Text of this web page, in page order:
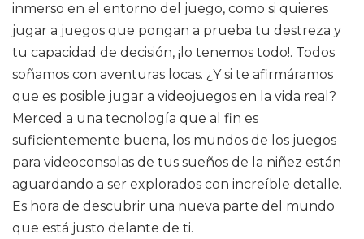
inmerso en el entorno del juego, como si quieres
jugar a juegos que pongan a prueba tu destreza y
tu capacidad de decisión, ¡lo tenemos todo!. Todos
soñamos con aventuras locas. ¿Y si te afirmáramos
que es posible jugar a videojuegos en la vida real?
Merced a una tecnología que al fin es
suficientemente buena, los mundos de los juegos
para videoconsolas de tus sueños de la niñez están
aguardando a ser explorados con increíble detalle.
Es hora de descubrir una nueva parte del mundo
que está justo delante de ti.